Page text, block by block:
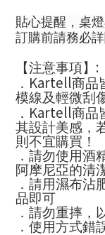
貼心提醒，桌
訂購前請務必
【注意事項】 :
． Kartell商品
模線及輕微刮
． Kartell商品
其設計美感，
則不宜購買！
．請勿使用酒
阿摩尼亞的清
．請用濕布沾
品即可
．請勿重摔，
．使用方式錯